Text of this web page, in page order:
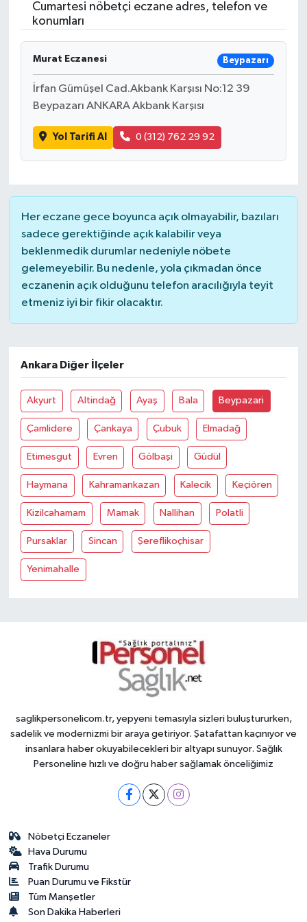
Cumartesi nöbetçi eczane adres, telefon ve
konumları
Murat Eczanesi Beypazarı
İrfan Gümüşel Cad.Akbank Karşısı No:12 39
Beypazarı ANKARA Akbank Karşısı
Yol Tarifi Al 0 (312) 762 29 92
Her eczane gece boyunca açık olmayabilir, bazıları
sadece gerektiğinde açık kalabilir veya
beklenmedik durumlar nedeniyle nöbete
gelemeyebilir. Bu nedenle, yola çıkmadan önce
eczanenin açık olduğunu telefon aracılığıyla teyit
etmeniz iyi bir fikir olacaktır.
Ankara Diğer İlçeler
Akyurt Altindağ Ayaş Bala Beypazari
Çamlidere Çankaya Çubuk Elmadağ
Etimesgut Evren Gölbaşi Güdül
Haymana Kahramankazan Kalecik Keçiören
Kizilcahamam Mamak Nallihan Polatli
Pursaklar Sincan Şereflikoçhisar
Yenimahalle
saglikpersonelicom.tr, yepyeni temasıyla sizleri buluştururken,
sadelik ve modernizmi bir araya getiriyor. Şatafattan kaçınıyor ve
insanlara haber okuyabilecekleri bir altyapı sunuyor. Sağlık
Personeline hızlı ve doğru haber sağlamak önceliğimiz
Nöbetçi Eczaneler
Hava Durumu
Trafik Durumu
Puan Durumu ve Fikstür
Tüm Manşetler
Son Dakika Haberleri